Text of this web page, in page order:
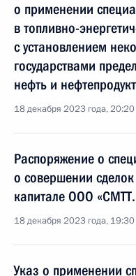
о применении
в топливно-
с установлением
государствами
нефть и
18 декабря 2023 года, 20:20
Распоряжение о
о совершении
капитале ООО
18 декабря 2023 года, 19:30
Указ о применении